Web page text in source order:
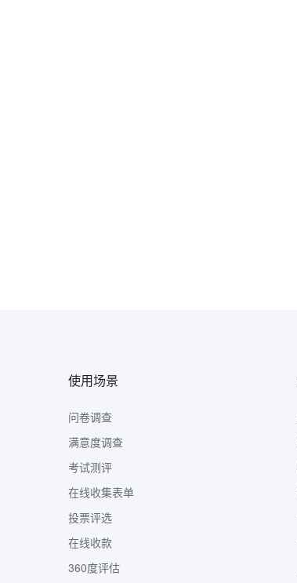
使用场景
问卷调查
满意度调查
考试测评
在线收集表单
投票评选
在线收款
360度评估